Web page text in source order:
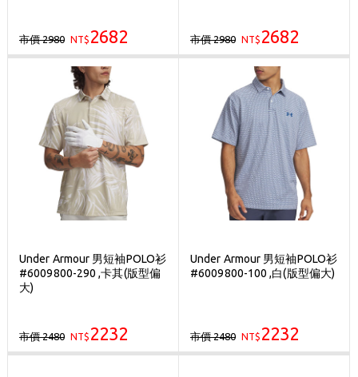
市價 2980 NT$ 2682 市價 2980 NT$ 2682
Under Armour 男短袖POLO衫
#6009800-290 ,卡其(版型偏
大)
市價 2480 NT$ 2232
Under Armour 男短袖POLO衫
#6009800-100 ,白(版型偏大)
市價 2480 NT$ 2232